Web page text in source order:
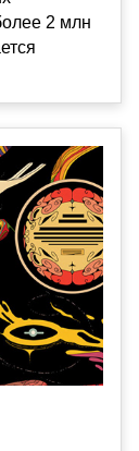
2 млн